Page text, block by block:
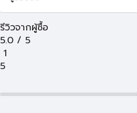
รีวิวจากผู้ซื้อ
5.0 / 5
1
5